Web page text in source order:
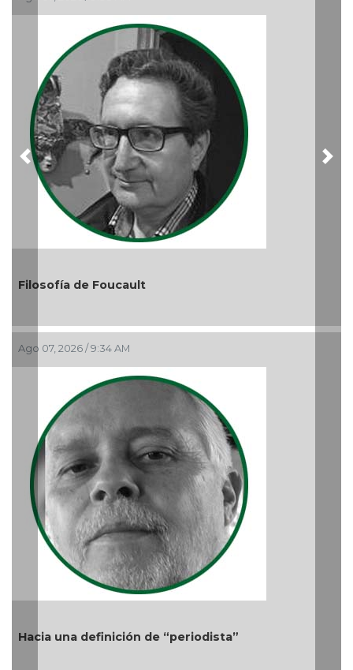
Ago 05, 2026 / 9:04 PM
El debate de la Protección
Audiencias
Ago 05, 2026 / 11:33 AM